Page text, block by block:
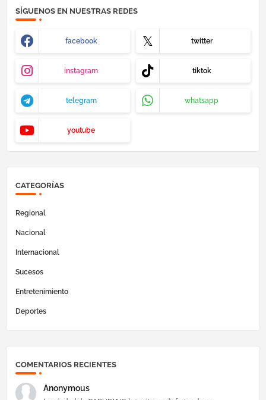
SÍGUENOS EN NUESTRAS REDES
facebook twitter
instagram tiktok
telegram whatsapp
youtube
CATEGORÍAS
Regional
Nacional
Internacional
Sucesos
Entretenimiento
Deportes
COMENTARIOS RECIENTES
Anonymous